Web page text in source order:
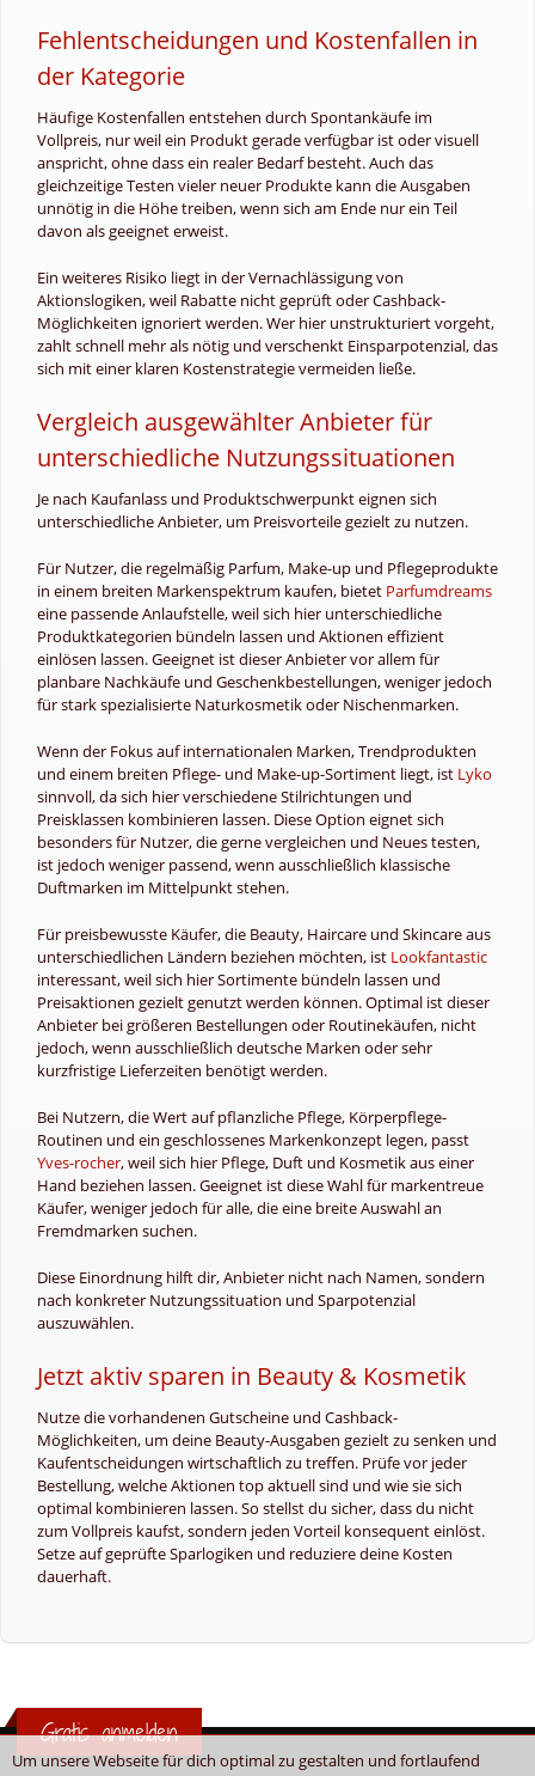
Um unsere Webseite für dich optimal zu gestalten und fortlaufend
Fehlentscheidungen und Kostenfallen in
der Kategorie
Häufige Kostenfallen entstehen durch Spontankäufe im
Vollpreis, nur weil ein Produkt gerade verfügbar ist oder visuell
anspricht, ohne dass ein realer Bedarf besteht. Auch das
gleichzeitige Testen vieler neuer Produkte kann die Ausgaben
unnötig in die Höhe treiben, wenn sich am Ende nur ein Teil
davon als geeignet erweist.
Ein weiteres Risiko liegt in der Vernachlässigung von
Aktionslogiken, weil Rabatte nicht geprüft oder Cashback-
Möglichkeiten ignoriert werden. Wer hier unstrukturiert vorgeht,
zahlt schnell mehr als nötig und verschenkt Einsparpotenzial, das
sich mit einer klaren Kostenstrategie vermeiden ließe.
Vergleich ausgewählter Anbieter für
unterschiedliche Nutzungssituationen
Je nach Kaufanlass und Produktschwerpunkt eignen sich
unterschiedliche Anbieter, um Preisvorteile gezielt zu nutzen.
Für Nutzer, die regelmäßig Parfum, Make-up und Pflegeprodukte
in einem breiten Markenspektrum kaufen, bietet Parfumdreams
eine passende Anlaufstelle, weil sich hier unterschiedliche
Produktkategorien bündeln lassen und Aktionen effizient
einlösen lassen. Geeignet ist dieser Anbieter vor allem für
planbare Nachkäufe und Geschenkbestellungen, weniger jedoch
für stark spezialisierte Naturkosmetik oder Nischenmarken.
Wenn der Fokus auf internationalen Marken, Trendprodukten
und einem breiten Pflege- und Make-up-Sortiment liegt, ist Lyko
sinnvoll, da sich hier verschiedene Stilrichtungen und
Preisklassen kombinieren lassen. Diese Option eignet sich
besonders für Nutzer, die gerne vergleichen und Neues testen,
ist jedoch weniger passend, wenn ausschließlich klassische
Duftmarken im Mittelpunkt stehen.
Für preisbewusste Käufer, die Beauty, Haircare und Skincare aus
unterschiedlichen Ländern beziehen möchten, ist Lookfantastic
interessant, weil sich hier Sortimente bündeln lassen und
Preisaktionen gezielt genutzt werden können. Optimal ist dieser
Anbieter bei größeren Bestellungen oder Routinekäufen, nicht
jedoch, wenn ausschließlich deutsche Marken oder sehr
kurzfristige Lieferzeiten benötigt werden.
Bei Nutzern, die Wert auf pflanzliche Pflege, Körperpflege-
Routinen und ein geschlossenes Markenkonzept legen, passt
Yves-rocher, weil sich hier Pflege, Duft und Kosmetik aus einer
Hand beziehen lassen. Geeignet ist diese Wahl für markentreue
Käufer, weniger jedoch für alle, die eine breite Auswahl an
Fremdmarken suchen.
Diese Einordnung hilft dir, Anbieter nicht nach Namen, sondern
nach konkreter Nutzungssituation und Sparpotenzial
auszuwählen.
Jetzt aktiv sparen in Beauty & Kosmetik
Nutze die vorhandenen Gutscheine und Cashback-
Möglichkeiten, um deine Beauty-Ausgaben gezielt zu senken und
Kaufentscheidungen wirtschaftlich zu treffen. Prüfe vor jeder
Bestellung, welche Aktionen top aktuell sind und wie sie sich
optimal kombinieren lassen. So stellst du sicher, dass du nicht
zum Vollpreis kaufst, sondern jeden Vorteil konsequent einlöst.
Setze auf geprüfte Sparlogiken und reduziere deine Kosten
dauerhaft.
Gratis anmelden